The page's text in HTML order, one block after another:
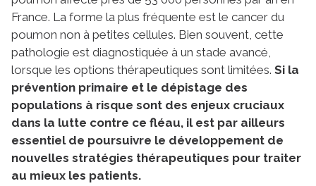
France. La forme la plus fréquente est le cancer du
poumon non à petites cellules. Bien souvent, cette
pathologie est diagnostiquée à un stade avancé,
lorsque les options thérapeutiques sont limitées. Si la
prévention primaire et le dépistage des
populations à risque sont des enjeux cruciaux
dans la lutte contre ce fléau, il est par ailleurs
essentiel de poursuivre le développement de
nouvelles stratégies thérapeutiques pour traiter
au mieux les patients.